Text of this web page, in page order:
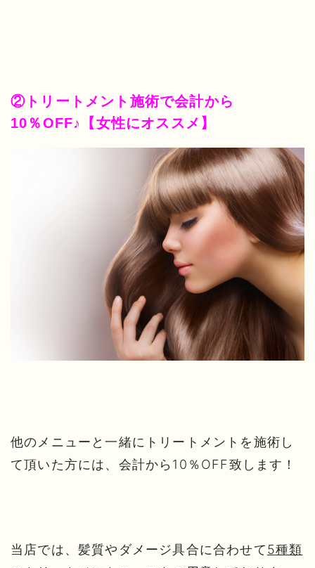
②トリートメント施術で会計から
10％OFF♪【女性にオススメ】
他のメニューと一緒にトリートメントを施術し
て頂いた方には、会計から10％OFF致します！
当店では、髪質やダメージ具合に合わせて5種類